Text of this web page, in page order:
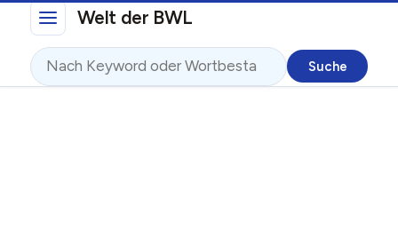
Direkt zum InhaltWelt der BWL
Suche